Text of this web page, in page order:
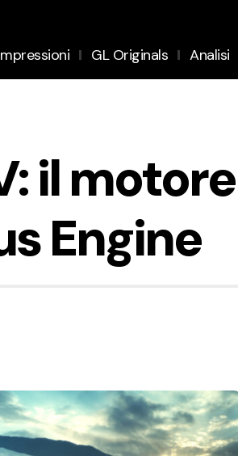
GL Originals Analisi
il motore
Engine